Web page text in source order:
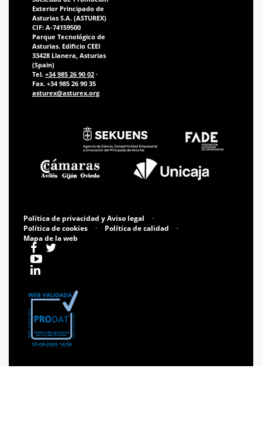
Exterior Principado de
Asturias S.A. (ASTUREX)
CIF: A-74159500
Parque Tecnológico de
Asturias. Edificio CEEI
33428 Llanera, Asturias
(Spain)
Tel. +34 985 26 90 02 ·
Fax. +34 985 26 90 35
asturex@asturex.org
Política de privacidad y Aviso legal
·
Política de cookies
· Política de calidad
·
Mapa de la web